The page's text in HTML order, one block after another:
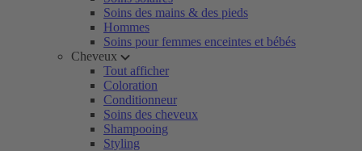
Soins des mains & des pieds
Hommes
Soins pour femmes enceintes et bébés
Cheveux
Tout afficher
Coloration
Conditionneur
Soins des cheveux
Shampooing
Styling